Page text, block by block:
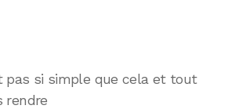
pas si simple que cela et tout
rendre